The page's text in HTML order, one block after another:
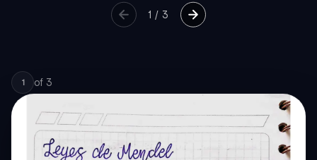
1 / 3
1 of 3